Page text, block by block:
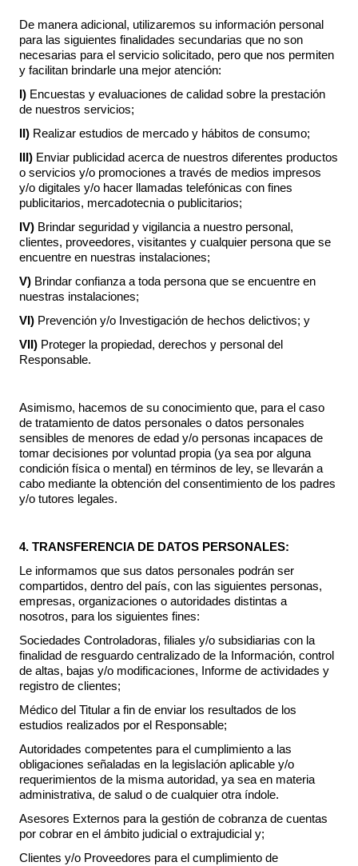
De manera adicional, utilizaremos su información personal
para las siguientes finalidades secundarias que no son
necesarias para el servicio solicitado, pero que nos permiten
y facilitan brindarle una mejor atención:
I) Encuestas y evaluaciones de calidad sobre la prestación
de nuestros servicios;
II) Realizar estudios de mercado y hábitos de consumo;
III) Enviar publicidad acerca de nuestros diferentes productos
o servicios y/o promociones a través de medios impresos
y/o digitales y/o hacer llamadas telefónicas con fines
publicitarios, mercadotecnia o publicitarios;
IV) Brindar seguridad y vigilancia a nuestro personal,
clientes, proveedores, visitantes y cualquier persona que se
encuentre en nuestras instalaciones;
V) Brindar confianza a toda persona que se encuentre en
nuestras instalaciones;
VI) Prevención y/o Investigación de hechos delictivos; y
VII) Proteger la propiedad, derechos y personal del
Responsable.
Asimismo, hacemos de su conocimiento que, para el caso
de tratamiento de datos personales o datos personales
sensibles de menores de edad y/o personas incapaces de
tomar decisiones por voluntad propia (ya sea por alguna
condición física o mental) en términos de ley, se llevarán a
cabo mediante la obtención del consentimiento de los padres
y/o tutores legales.
4. TRANSFERENCIA DE DATOS PERSONALES:
Le informamos que sus datos personales podrán ser
compartidos, dentro del país, con las siguientes personas,
empresas, organizaciones o autoridades distintas a
nosotros, para los siguientes fines:
Sociedades Controladoras, filiales y/o subsidiarias con la
finalidad de resguardo centralizado de la Información, control
de altas, bajas y/o modificaciones, Informe de actividades y
registro de clientes;
Médico del Titular a fin de enviar los resultados de los
estudios realizados por el Responsable;
Autoridades competentes para el cumplimiento a las
obligaciones señaladas en la legislación aplicable y/o
requerimientos de la misma autoridad, ya sea en materia
administrativa, de salud o de cualquier otra índole.
Asesores Externos para la gestión de cobranza de cuentas
por cobrar en el ámbito judicial o extrajudicial y;
Clientes y/o Proveedores para el cumplimiento de